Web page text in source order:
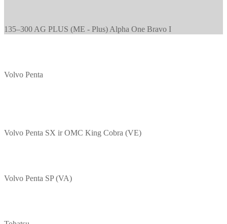
135–300 AG PLUS (ME - Plus) Alpha One Bravo I
Volvo Penta
Volvo Penta SX ir OMC King Cobra (VE)
Volvo Penta SP (VA)